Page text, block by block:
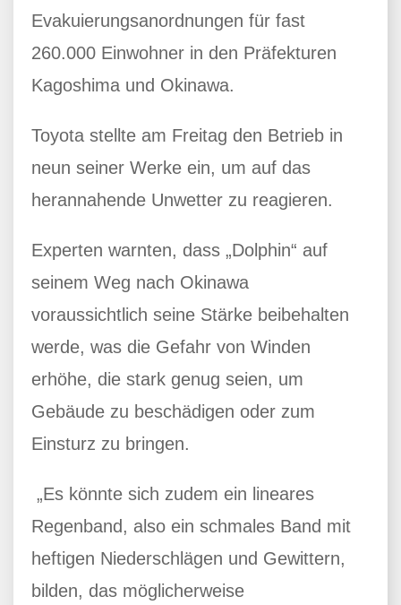
Evakuierungsanordnungen für fast
260.000 Einwohner in den Präfekturen
Kagoshima und Okinawa.
Toyota stellte am Freitag den Betrieb in
neun seiner Werke ein, um auf das
herannahende Unwetter zu reagieren.
Experten warnten, dass „Dolphin“ auf
seinem Weg nach Okinawa
voraussichtlich seine Stärke beibehalten
werde, was die Gefahr von Winden
erhöhe, die stark genug seien, um
Gebäude zu beschädigen oder zum
Einsturz zu bringen.
„Es könnte sich zudem ein lineares
Regenband, also ein schmales Band mit
heftigen Niederschlägen und Gewittern,
bilden, das möglicherweise